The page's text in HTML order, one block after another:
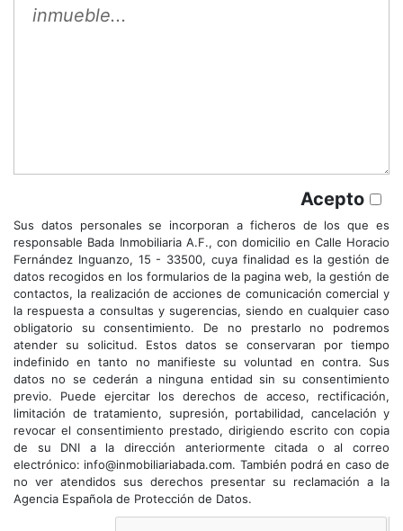
Acepto
Sus datos personales se incorporan a ficheros de los que es
responsable Bada Inmobiliaria A.F., con domicilio en Calle Horacio
Fernández Inguanzo, 15 - 33500, cuya finalidad es la gestión de
datos recogidos en los formularios de la pagina web, la gestión de
contactos, la realización de acciones de comunicación comercial y
la respuesta a consultas y sugerencias, siendo en cualquier caso
obligatorio su consentimiento. De no prestarlo no podremos
atender su solicitud. Estos datos se conservaran por tiempo
indefinido en tanto no manifieste su voluntad en contra. Sus
datos no se cederán a ninguna entidad sin su consentimiento
previo. Puede ejercitar los derechos de acceso, rectificación,
limitación de tratamiento, supresión, portabilidad, cancelación y
revocar el consentimiento prestado, dirigiendo escrito con copia
de su DNI a la dirección anteriormente citada o al correo
electrónico: info@inmobiliariabada.com. También podrá en caso de
no ver atendidos sus derechos presentar su reclamación a la
Agencia Española de Protección de Datos.